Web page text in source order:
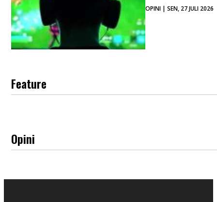
OPINI | SEN, 27 JULI 2026
Feature
Opini